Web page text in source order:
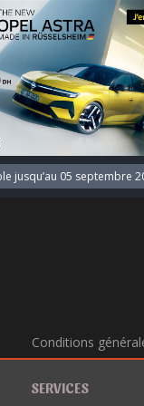
valable jusqu’au30 août
Conditions
SERVICES